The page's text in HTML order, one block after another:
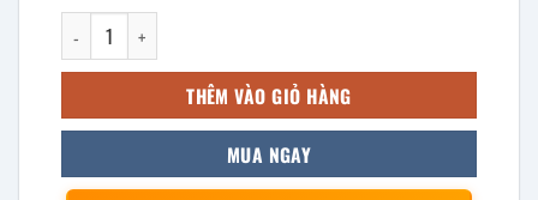
Vỏ tủ điện inox ngoài trời 1600x600x450mm số lượng
THÊM VÀO GIỎ HÀNG
MUA NGAY